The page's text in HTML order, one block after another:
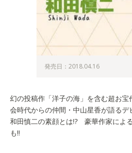
発売日：2018.04.16
幻の投稿作「洋子の海」を含む超お
会時代からの仲間・中山星香が語る
和田慎二の素顔とは!? 豪華作家によ
も!!